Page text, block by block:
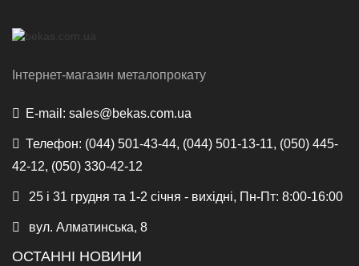
Інтернет-магазин металопрокату
E-mail: sales@bekas.com.ua
Телефон: (044) 501-43-44, (044) 501-13-11, (050) 445-
42-12, (050) 330-42-12
25 і 31 грудня та 1-2 січня - вихідні, Пн-Пт: 8:00-16:00
вул. Алматинська, 8
ОСТАННІ НОВИНИ